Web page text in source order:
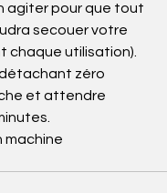
agiter pour que tout
secouer votre
chaque utilisation).
zéro
et attendre
machine